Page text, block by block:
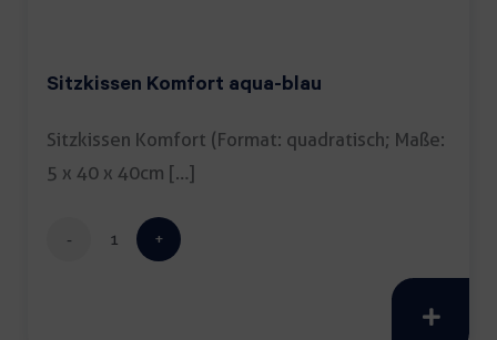
Sitzkissen Komfort aqua-blau
Sitzkissen Komfort (Format: quadratisch; Maße:
5 x 40 x 40cm […]
Sitzkissen